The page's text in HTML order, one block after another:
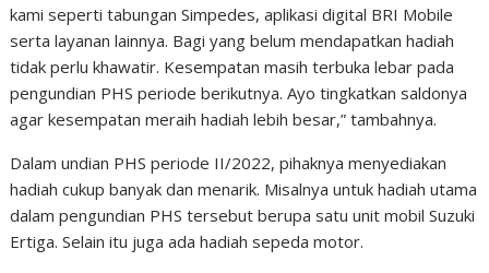
kami seperti tabungan Simpedes, aplikasi digital BRI Mobile
serta layanan lainnya. Bagi yang belum mendapatkan hadiah
tidak perlu khawatir. Kesempatan masih terbuka lebar pada
pengundian PHS periode berikutnya. Ayo tingkatkan saldonya
agar kesempatan meraih hadiah lebih besar,” tambahnya.
Dalam undian PHS periode II/2022, pihaknya menyediakan
hadiah cukup banyak dan menarik. Misalnya untuk hadiah utama
dalam pengundian PHS tersebut berupa satu unit mobil Suzuki
Ertiga. Selain itu juga ada hadiah sepeda motor.